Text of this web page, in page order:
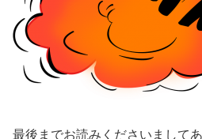
最後までお読みくださいまして